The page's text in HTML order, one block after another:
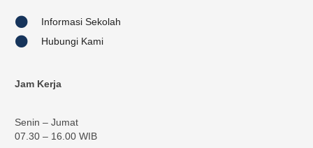
Informasi Sekolah
Hubungi Kami
Jam Kerja
Senin – Jumat
07.30 – 16.00 WIB